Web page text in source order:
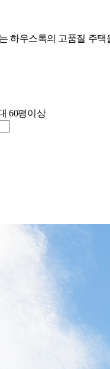
하우스톡의 고품질 주택
60평이상